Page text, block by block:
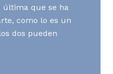
última que se ha
como lo es un
dos pueden